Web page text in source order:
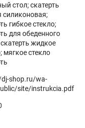
стол; скатерть
силиконовая;
гибкое стекло;
для обеденного
жидкое
мягкое стекло
shop.ru/wa-
site/instrukcia.pdf